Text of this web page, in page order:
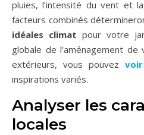
pluies, l’intensité du vent et
facteurs combinés
idéales climat pour votre
globale de l’aménagement
extérieurs, vous pouvez
inspirations variés.
Analyser les
locales